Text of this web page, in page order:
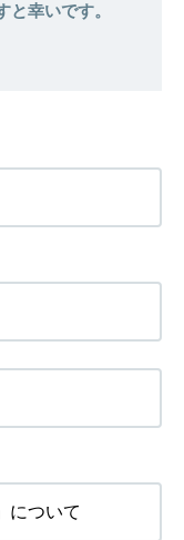
幸いです。